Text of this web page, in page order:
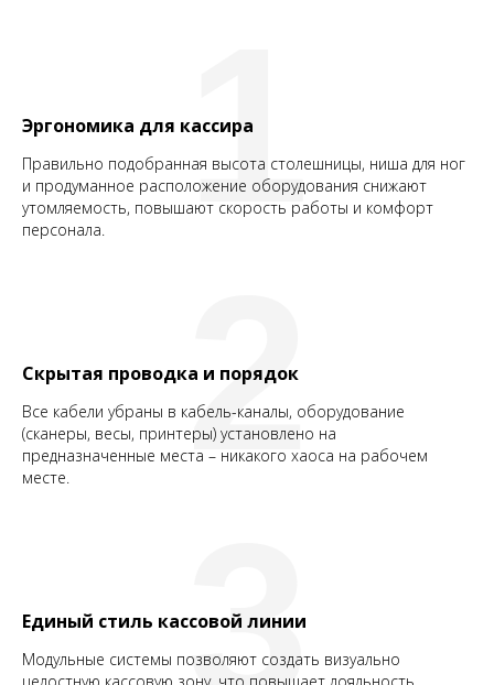
Эргономика для кассира
Правильно подобранная высота столешницы, ниша для ног
и продуманное расположение оборудования снижают
утомляемость, повышают скорость работы и комфорт
персонала.
1
Скрытая проводка и порядок
Все кабели убраны в кабель-каналы, оборудование
(сканеры, весы, принтеры) установлено на
предназначенные места – никакого хаоса на рабочем
месте.
2
Единый стиль кассовой линии
Модульные системы позволяют создать визуально
целостную кассовую зону, что повышает лояльность
3